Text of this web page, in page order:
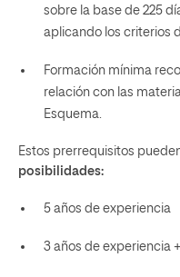
sobre la base de 225
aplicando los criterios
Formación mínima
relación con las
Esquema.
Estos prerrequisitos
posibilidades:
5 años de experiencia
3 años de experiencia